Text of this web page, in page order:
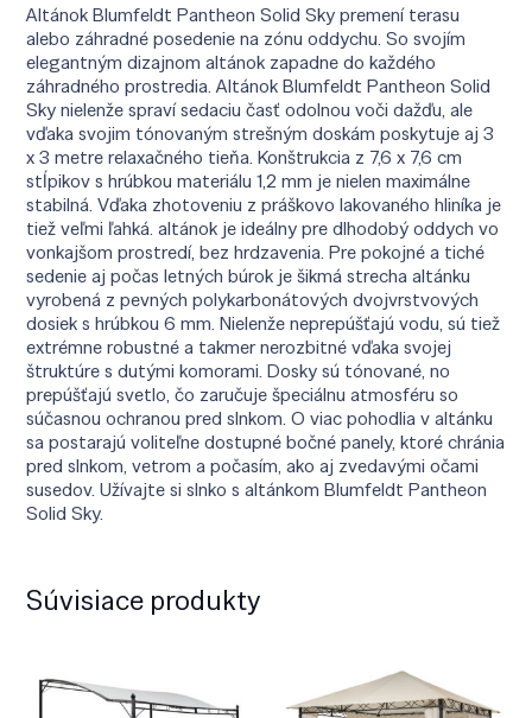
Altánok Blumfeldt Pantheon Solid Sky premení terasu
alebo záhradné posedenie na zónu oddychu. So svojím
elegantným dizajnom altánok zapadne do každého
záhradného prostredia. Altánok Blumfeldt Pantheon Solid
Sky nielenže spraví sedaciu časť odolnou voči dažďu, ale
vďaka svojim tónovaným strešným doskám poskytuje aj 3
x 3 metre relaxačného tieňa. Konštrukcia z 7,6 x 7,6 cm
stĺpikov s hrúbkou materiálu 1,2 mm je nielen maximálne
stabilná. Vďaka zhotoveniu z práškovo lakovaného hliníka je
tiež veľmi ľahká. altánok je ideálny pre dlhodobý oddych vo
vonkajšom prostredí, bez hrdzavenia. Pre pokojné a tiché
sedenie aj počas letných búrok je šikmá strecha altánku
vyrobená z pevných polykarbonátových dvojvrstvových
dosiek s hrúbkou 6 mm. Nielenže neprepúšťajú vodu, sú tiež
extrémne robustné a takmer nerozbitné vďaka svojej
štruktúre s dutými komorami. Dosky sú tónované, no
prepúšťajú svetlo, čo zaručuje špeciálnu atmosféru so
súčasnou ochranou pred slnkom. O viac pohodlia v altánku
sa postarajú voliteľne dostupné bočné panely, ktoré chránia
pred slnkom, vetrom a počasím, ako aj zvedavými očami
susedov. Užívajte si slnko s altánkom Blumfeldt Pantheon
Solid Sky.
Súvisiace produkty